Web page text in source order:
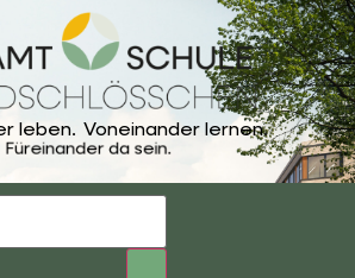
leben. Voneinander lernen.
Füreinander da sein.